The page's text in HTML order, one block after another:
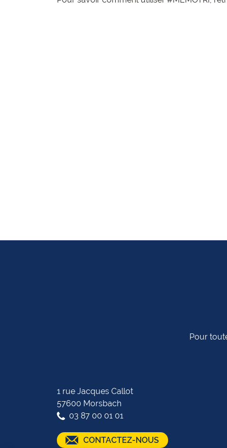
Pour
1 rue Jacques Callot
57600 Morsbach
03 87 00 01 01
CONTACTEZ-NOUS